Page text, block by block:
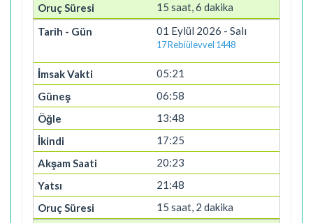
15 saat, 6 dakika
01 Eylül 2026 - Salı
17 Rebiülevvel 1448
05:21
06:58
13:48
17:25
20:23
21:48
15 saat, 2 dakika